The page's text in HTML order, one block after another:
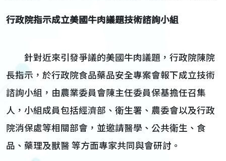
行政院指示成立美國牛肉議題技術諮詢小組
針對近來引發爭議的美國牛肉議題，行政院陳院
長指示，於行政院食品藥品安全專案會報下成立技術
諮詢小組，由農業委員會陳主任委員保基擔任召集
人，小組成員包括經濟部、衛生署、農委會以及行政
院消保處等相關部會，並邀請醫學、公共衛生、食
品、藥理及獸醫 等方面專家共同與會研討。